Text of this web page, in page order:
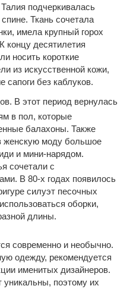
подчеркивалась
Ткань сочетала
имела крупный горох
концу десятилетия
носить короткие
из искусственной кожи,
сапоги без каблуков.
В этот период вернулась
в пол, которые
балахоны. Также
женскую моду большое
и мини-нарядом.
сочетали с
В 80-х годах появилось
силуэт песочных
оборки,
длины.
современно и необычно.
одежду, рекомендуется
именитых дизайнеров.
поэтому их